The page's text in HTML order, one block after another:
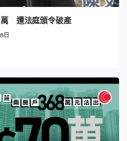
萬 遭法庭頒令破產
日